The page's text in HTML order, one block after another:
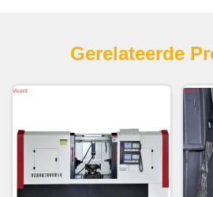
Gerelateerde